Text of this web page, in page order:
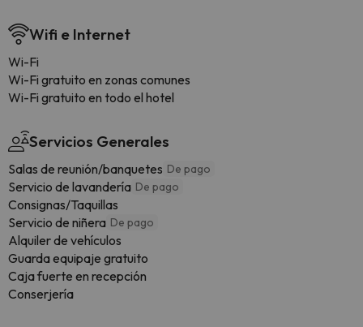
Wifi e Internet
Wi-Fi
Wi-Fi gratuito en zonas comunes
Wi-Fi gratuito en todo el hotel
Servicios Generales
Salas de reunión/banquetes De pago
Servicio de lavandería De pago
Consignas/Taquillas
Servicio de niñera De pago
Alquiler de vehículos
Guarda equipaje gratuito
Caja fuerte en recepción
Conserjería